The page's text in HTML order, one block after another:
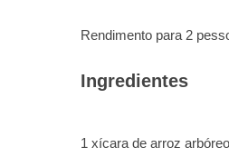
Rendimento para 2
Ingredientes
1 xícara de arroz arbóreo